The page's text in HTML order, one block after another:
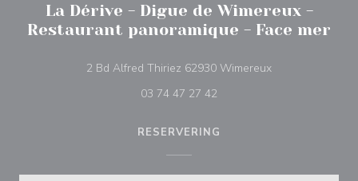
La Dérive - Digue de Wimereux -
Restaurant panoramique - Face mer
2 Bd Alfred Thiriez 62930 Wimereux((opent in een
03 74 47 27 42
RESERVERING